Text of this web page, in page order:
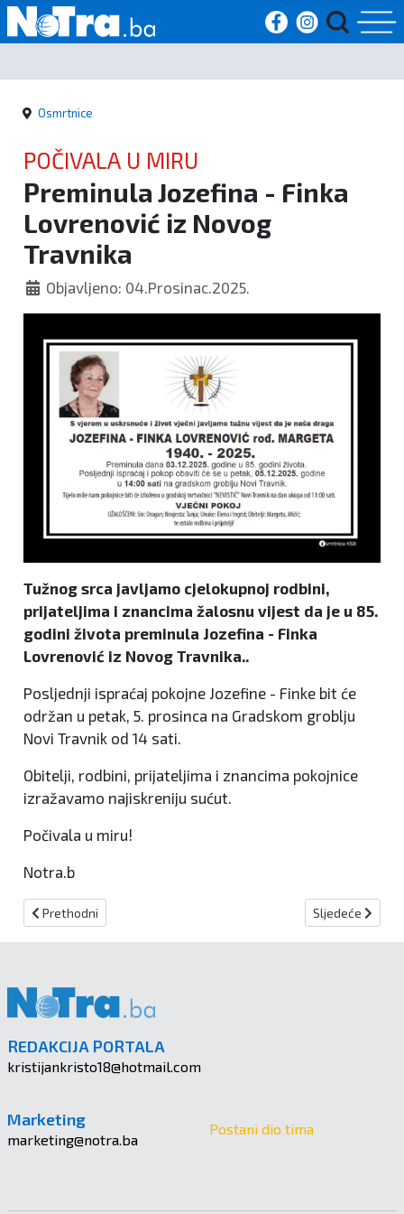
Početna
Vijesti
Sport
Kultura
Crna
kronika
Politika
Zanimljivosti
Osmrtnice
POČIVALA U MIRU
Preminula Jozefina - Finka
Lovrenović iz Novog
Travnika
Objavljeno: 04.Prosinac.2025.
Tužnog srca javljamo cjelokupnoj rodbini,
prijateljima i znancima žalosnu vijest da je u 85.
godini života preminula Jozefina - Finka
Lovrenović iz Novog Travnika..
Posljednji ispraćaj pokojne Jozefine - Finke bit će
održan u petak, 5. prosinca na Gradskom groblju
Novi Travnik od 14 sati.
Obitelji, rodbini, prijateljima i znancima pokojnice
izražavamo najiskreniju sućut.
Počivala u miru!
Notra.b
Prethodni članak: Preminuo Josip Rako iz Novog Travnika
Prethodni Sljedeći članak:
Sljedeće
REDAKCIJA PORTALA
kristijankristo18@hotmail.com
Marketing
marketing@notra.ba
Postani dio tima